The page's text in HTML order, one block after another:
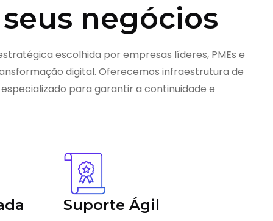
negócios
escolhida por empresas líderes, PMEs e
digital. Oferecemos infraestrutura de
para garantir a continuidade e
Suporte Ágil